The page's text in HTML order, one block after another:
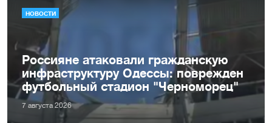
НОВОСТИ
Россияне атаковали гражданскую
инфраструктуру Одессы: поврежден
футбольный стадион "Черноморец"
7 августа 2026